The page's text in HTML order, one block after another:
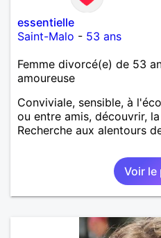
essentielle
Saint-Malo - 53 ans
Femme divorcé(e) de 53
amoureuse
Conviviale, sensible, à
ou entre amis, découvrir,
Recherche aux alentours
Voir le